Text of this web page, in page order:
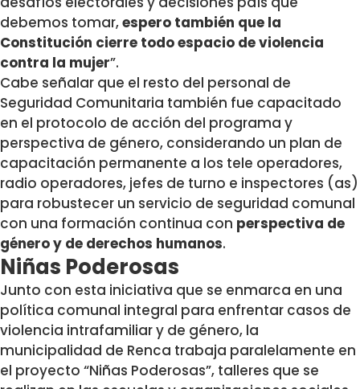
debemos tomar,espero también que la
Constitución cierre todo espacio de violencia
contra la mujer”.
Cabe señalar que el resto del personal de
Seguridad Comunitaria también fue capacitado
en el protocolo de acción del programa y
perspectiva de género, considerando un plan de
capacitación permanente a los tele operadores,
radio operadores, jefes de turno e inspectores (as)
para robustecer un servicio de seguridad comunal
con una formación continua con perspectiva de
género y de derechos humanos.
Niñas Poderosas
Junto con esta iniciativa que se enmarca en una
política comunal integral para enfrentar casos de
violencia intrafamiliar y de género, la
municipalidad de Renca trabaja paralelamente en
el proyecto “Niñas Poderosas”, talleres que se